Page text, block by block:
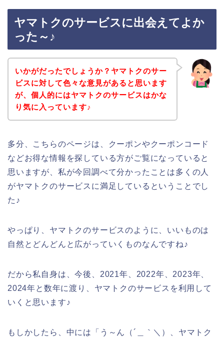
ヤマトクのサービスに出会えてよか
った～♪
いかがだったでしょうか？ヤマトクのサー
ビスに対して色々な意見があると思います
が、個人的にはヤマトクのサービスはかな
り気に入っています♪
多分、こちらのページは、クーポンやクーポンコード
などお得な情報を探している方がご覧になっていると
思いますが、私が今回調べて分かったことは多くの人
がヤマトクのサービスに満足しているということでし
た♪
やっぱり、ヤマトクのサービスのように、いいものは
自然とどんどんと広がっていくものなんですね♪
だから私自身は、今後、2021年、2022年、2023年、
2024年と数年に渡り、ヤマトクのサービスを利用して
いくと思います♪
もしかしたら、中には「う～ん（´＿｀＼）、ヤマトク